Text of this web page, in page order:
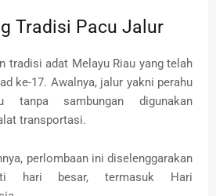
Tradisi Pacu Jalur
tradisi adat Melayu Riau yang telah
ke-17. Awalnya, jalur yakni perahu
tanpa sambungan digunakan
transportasi.
perlombaan ini diselenggarakan
hari besar, termasuk Hari